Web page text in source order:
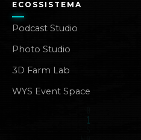
ECOSSISTEMA
Podcast Studio
Photo Studio
3D Farm Lab
WYS Event Space